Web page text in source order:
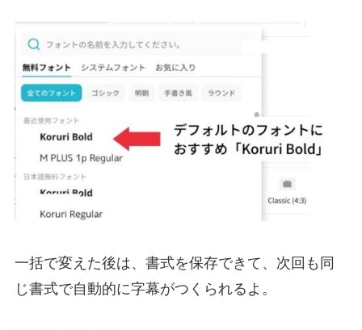
一括で変えた後は、書式を保存できて、次回も同
じ書式で自動的に字幕がつくられるよ。